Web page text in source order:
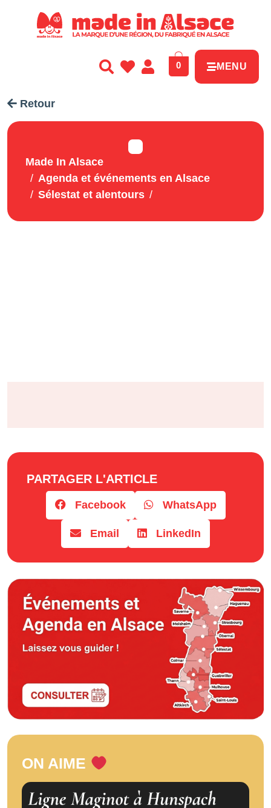
0 MENU
Retour
Made In Alsace
Agenda et événements en Alsace
Sélestat et alentours
PARTAGER L'ARTICLE
Facebook WhatsApp
Email LinkedIn
ON AIME